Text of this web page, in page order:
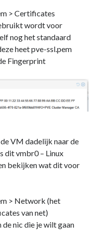
> Certificates
wordt voor
nog het standaard
heet pve-ssl.pem
Fingerprint
VM dadelijk naar de
dit vmbr0 – Linux
bekijken wat dit voor
> Network (het
van net)
nic die je wilt gaan